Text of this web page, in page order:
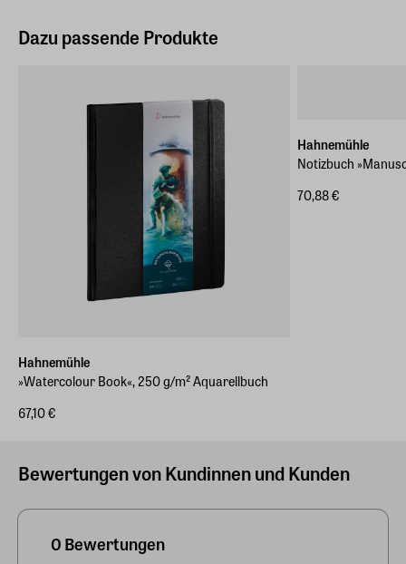
Dazu passende Produkte
Hahnemühle
»Watercolour Book«, 250 g/m² Aquarellbuch
67,10 €
Hahnemühle
Notizbuch
70,88 €
Bewertungen von Kundinnen und Kunden
0 Bewertungen